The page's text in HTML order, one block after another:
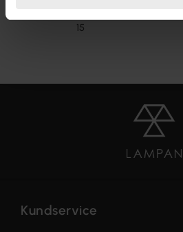
15
Kundservice